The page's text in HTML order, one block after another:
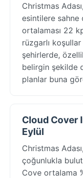
Christmas
esintilere
ortalaması 22
rüzgarlı koşullar
şehirlerde,
belirgin şekilde
planlar buna
Cloud Cover
Eylül
Christmas
çoğunlukla
Cove ortalama